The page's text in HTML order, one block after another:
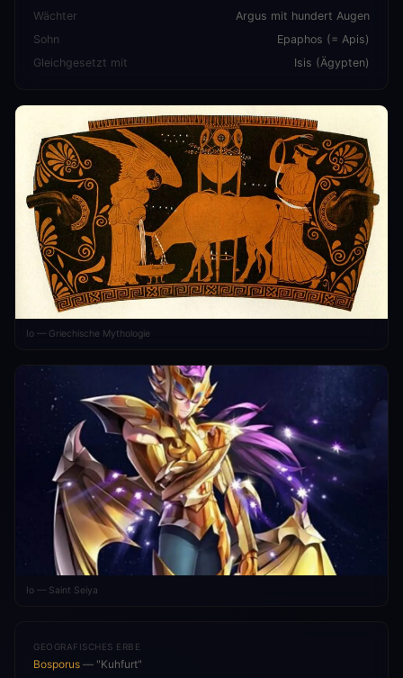
Wächter
Argus mit hundert Augen
Sohn
Epaphos (= Apis)
Gleichgesetzt mit
Isis (Ägypten)
Io — Griechische Mythologie
Io — Saint Seiya
GEOGRAFISCHES ERBE
Bosporus — "Kuhfurt"